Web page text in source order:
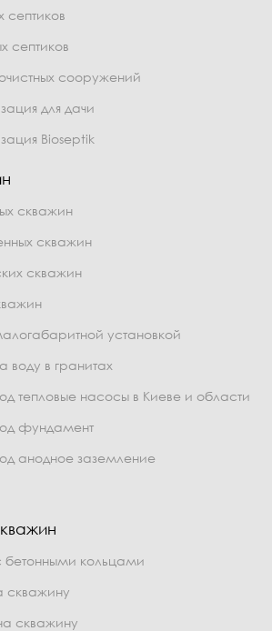
септиков
септиков
сооружений
для дачи
Bioseptik
скважин
скважин
скважин
установкой
воду в гранитах
тепловые насосы в Киеве и области
фундамент
анодное заземление
кольцами
скважину
скважину